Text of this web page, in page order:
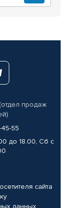
продаж
55
до 18.00, Сб с
сайта
данных